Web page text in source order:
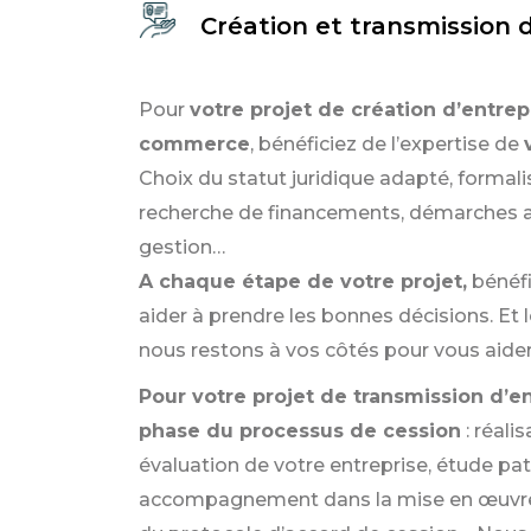
Création et transmission
Pour votre projet de création
commerce, bénéficiez de l’expertise de
Choix du statut juridique adapté,
recherche de financements, démarches
gestion…
A chaque étape de votre projet,
aider à prendre les bonnes décisions.
nous restons à vos côtés pour vous
Pour votre projet de transmission
phase du processus de cession :
évaluation de votre entreprise, étude
accompagnement dans la mise en